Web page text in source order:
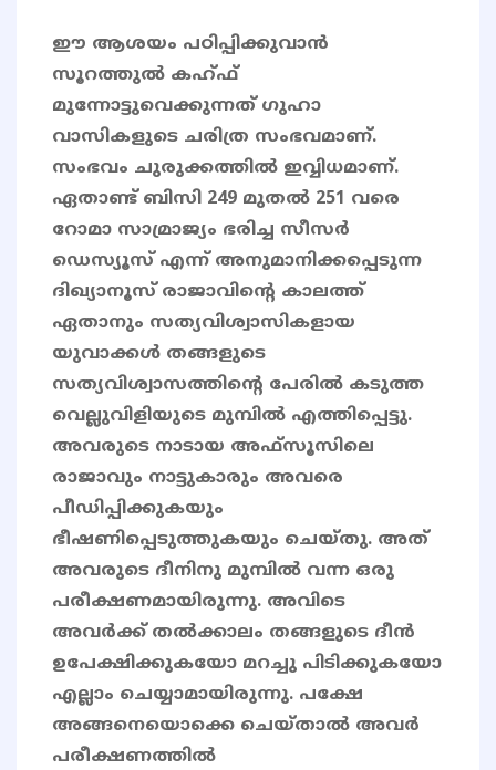
ഈ ആശയം പഠിപ്പിക്കുവാൻ
സൂറത്തുൽ കഹ്ഫ്
മുന്നോട്ടുവെക്കുന്നത് ഗുഹാ
വാസികളുടെ ചരിത്ര സംഭവമാണ്.
സംഭവം ചുരുക്കത്തിൽ ഇവ്വിധമാണ്.
ഏതാണ്ട് ബിസി 249 മുതൽ 251 വരെ
റോമാ സാമ്രാജ്യം ഭരിച്ച സീസർ
ഡെസ്യൂസ് എന്ന് അനുമാനിക്കപ്പെടുന്ന
ദിഖ്യാനൂസ് രാജാവിൻ്റെ കാലത്ത്
ഏതാനും സത്യവിശ്വാസികളായ
യുവാക്കൾ തങ്ങളുടെ
സത്യവിശ്വാസത്തിന്റെ പേരിൽ കടുത്ത
വെല്ലുവിളിയുടെ മുമ്പിൽ എത്തിപ്പെട്ടു.
അവരുടെ നാടായ അഫ്സൂസിലെ
രാജാവും നാട്ടുകാരും അവരെ
പീഡിപ്പിക്കുകയും
ഭീഷണിപ്പെടുത്തുകയും ചെയ്തു. അത്
അവരുടെ ദീനിനു മുമ്പിൽ വന്ന ഒരു
പരീക്ഷണമായിരുന്നു. അവിടെ
അവർക്ക് തൽക്കാലം തങ്ങളുടെ ദീൻ
ഉപേക്ഷിക്കുകയോ മറച്ചു പിടിക്കുകയോ
എല്ലാം ചെയ്യാമായിരുന്നു. പക്ഷേ
അങ്ങനെയൊക്കെ ചെയ്താൽ അവർ
പരീക്ഷണത്തിൽ